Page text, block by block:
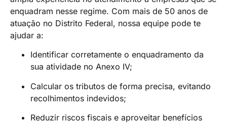
enquadram nesse regime. Com mais de 50 anos de
atuação no Distrito Federal, nossa equipe pode te
ajudar a:
Identificar corretamente o enquadramento da
sua atividade no Anexo IV;
Calcular os tributos de forma precisa, evitando
recolhimentos indevidos;
Reduzir riscos fiscais e aproveitar benefícios